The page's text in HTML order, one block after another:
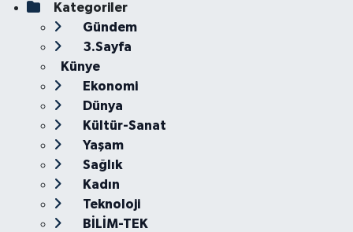
Kategoriler
Gündem
3.Sayfa
Künye
Ekonomi
Dünya
Kültür-Sanat
Yaşam
Sağlık
Kadın
Teknoloji
BİLİM-TEK